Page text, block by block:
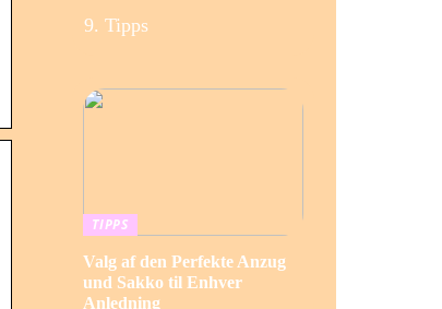
Tipps
TIPPS
Valg af den Perfekte Anzug
und Sakko til Enhver
Anledning